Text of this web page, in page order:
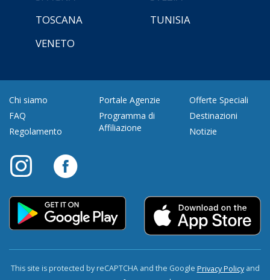
TOSCANA
TUNISIA
VENETO
Chi siamo
FAQ
Regolamento
Portale Agenzie
Programma di
Affiliazione
Offerte Speciali
Destinazioni
Notizie
This site is protected by reCAPTCHA and the Google Privacy Policyand